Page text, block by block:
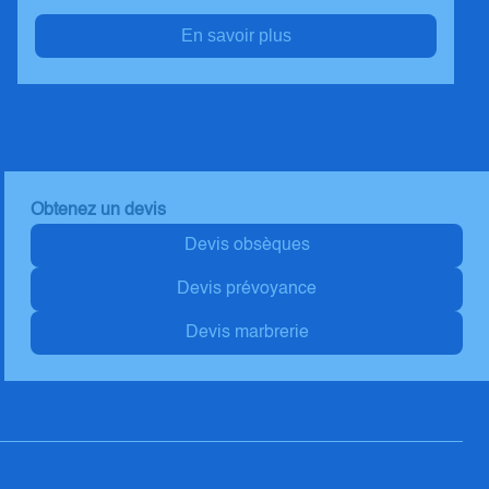
En savoir plus
Obtenez un devis
Devis obsèques
Devis prévoyance
Devis marbrerie